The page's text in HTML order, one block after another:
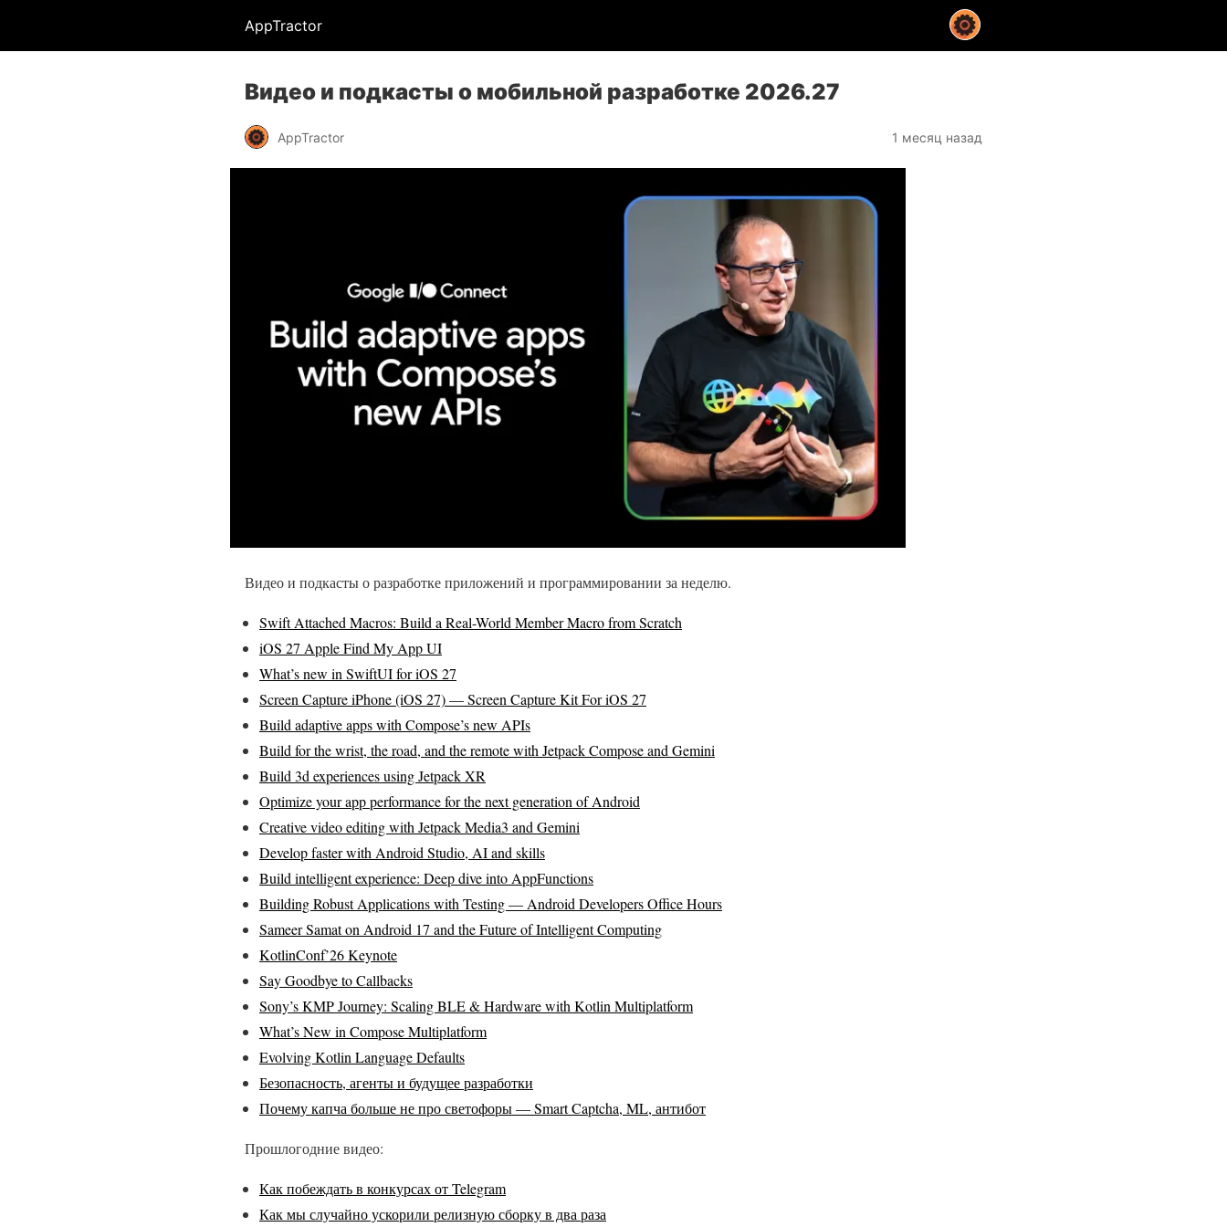
AppTractor
Видео и подкасты о мобильной разработке 2026.27
AppTractor 1 месяц назад
Видео и подкасты о разработке приложений и программировании за неделю.
Swift Attached Macros: Build a Real-World Member Macro from Scratch
iOS 27 Apple Find My App UI
What’s new in SwiftUI for iOS 27
Screen Capture iPhone (iOS 27) — Screen Capture Kit For iOS 27
Build adaptive apps with Compose’s new APIs
Build for the wrist, the road, and the remote with Jetpack Compose and Gemini
Build 3d experiences using Jetpack XR
Optimize your app performance for the next generation of Android
Creative video editing with Jetpack Media3 and Gemini
Develop faster with Android Studio, AI and skills
Build intelligent experience: Deep dive into AppFunctions
Building Robust Applications with Testing — Android Developers Office Hours
Sameer Samat on Android 17 and the Future of Intelligent Computing
KotlinConf’26 Keynote
Say Goodbye to Callbacks
Sony’s KMP Journey: Scaling BLE & Hardware with Kotlin Multiplatform
What’s New in Compose Multiplatform
Evolving Kotlin Language Defaults
Безопасность, агенты и будущее разработки
Почему капча больше не про светофоры — Smart Captcha, ML, антибот
Прошлогодние видео:
Как побеждать в конкурсах от Telegram
Как мы случайно ускорили релизную сборку в два раза